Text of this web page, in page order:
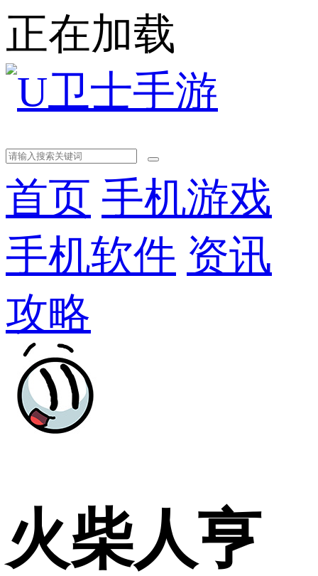
正在加载
首页 手机游戏
手机软件 资讯
攻略
火柴人亨